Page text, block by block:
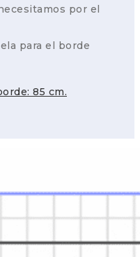
por el
para el borde
85 cm.